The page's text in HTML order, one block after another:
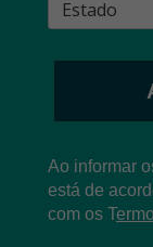
Ao informar
está de
com os T